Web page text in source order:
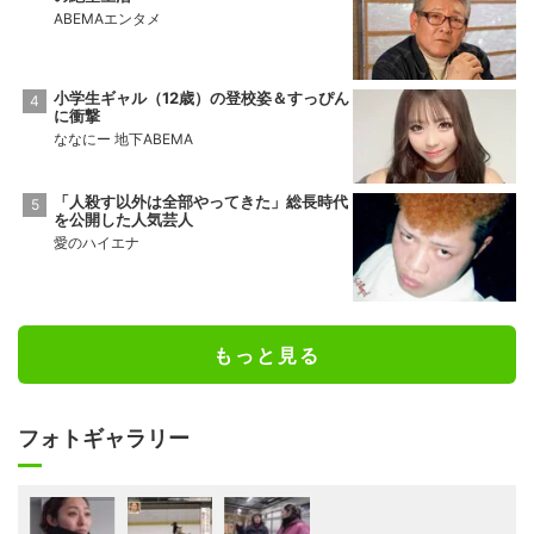
ABEMAエンタメ
小学生ギャル（12歳）の登校姿＆すっぴん
に衝撃
ななにー 地下ABEMA
「人殺す以外は全部やってきた」総長時代
を公開した人気芸人
愛のハイエナ
もっと見る
フォトギャラリー